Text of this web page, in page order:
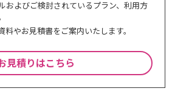
およびご検討されているプラン、利⽤⽅
やお⾒積書をご案内いたします。
見積りはこちら